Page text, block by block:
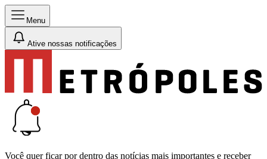
Menu
Ative nossas notificações
Você quer ficar por dentro das notícias mais importantes e receber